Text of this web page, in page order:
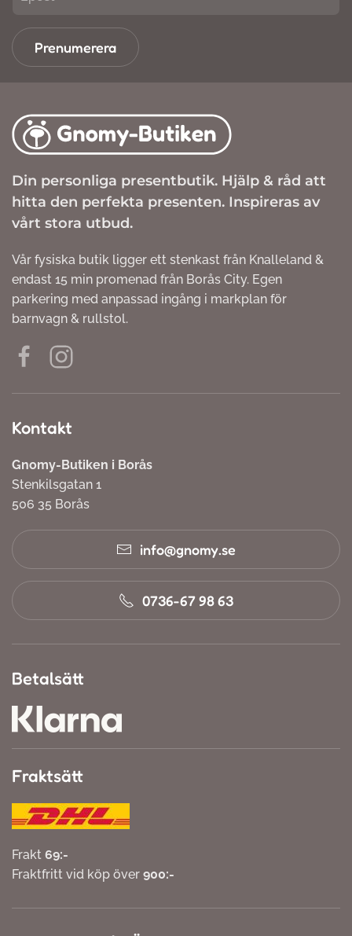
Prenumerera
Din personliga presentbutik. Hjälp & råd att
hitta den perfekta presenten. Inspireras av
vårt stora utbud.
Vår fysiska butik ligger ett stenkast från Knalleland &
endast 15 min promenad från Borås City. Egen
parkering med anpassad ingång i markplan för
barnvagn & rullstol.
Kontakt
Gnomy-Butiken i Borås
Stenkilsgatan 1
506 35 Borås
info@gnomy.se
0736-67 98 63
Betalsätt
Fraktsätt
Frakt 69:-
Fraktfritt vid köp över 900:-